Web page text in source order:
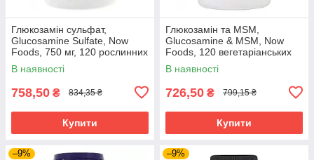
Глюкозамін сульфат,
Glucosamine Sulfate, Now
Foods, 750 мг, 120 рослинних
капсул NOW-03235
В наявності
758,50 ₴ 834,35 ₴
Купити
Глюкозамін та MSM,
Glucosamine & MSM, Now
Foods, 120 вегетаріанських
капсул NOW-03130
В наявності
726,50 ₴ 799,15 ₴
Купити
–9% –9%